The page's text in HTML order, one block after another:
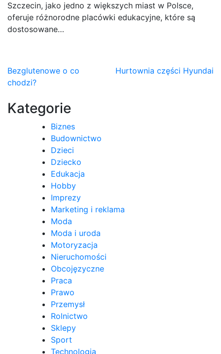
Szczecin, jako jedno z większych miast w Polsce,
oferuje różnorodne placówki edukacyjne, które są
dostosowane…
Nawigacja
wpisu
Bezglutenowe o co
chodzi?
Hurtownia części Hyundai
Kategorie
Biznes
Budownictwo
Dzieci
Dziecko
Edukacja
Hobby
Imprezy
Marketing i reklama
Moda
Moda i uroda
Motoryzacja
Nieruchomości
Obcojęzyczne
Praca
Prawo
Przemysł
Rolnictwo
Sklepy
Sport
Technologia